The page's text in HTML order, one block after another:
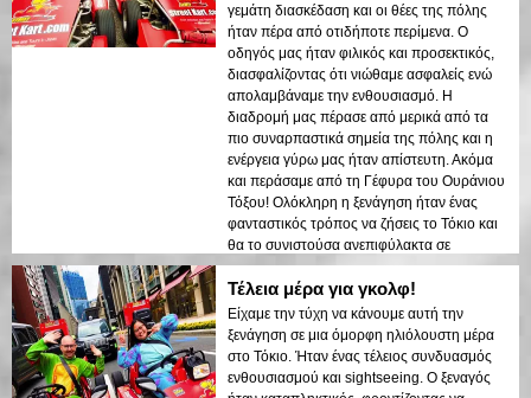
γεμάτη διασκέδαση και οι θέες της πόλης
ήταν πέρα από οτιδήποτε περίμενα. Ο
οδηγός μας ήταν φιλικός και προσεκτικός,
διασφαλίζοντας ότι νιώθαμε ασφαλείς ενώ
απολαμβάναμε την ενθουσιασμό. Η
διαδρομή μας πέρασε από μερικά από τα
πιο συναρπαστικά σημεία της πόλης και η
ενέργεια γύρω μας ήταν απίστευτη. Ακόμα
και περάσαμε από τη Γέφυρα του Ουράνιου
Τόξου! Ολόκληρη η ξενάγηση ήταν ένας
φανταστικός τρόπος να ζήσεις το Τόκιο και
θα το συνιστούσα ανεπιφύλακτα σε
οποιονδήποτε επισκέπτεται!
Τέλεια μέρα για γκολφ!
Είχαμε την τύχη να κάνουμε αυτή την
ξενάγηση σε μια όμορφη ηλιόλουστη μέρα
στο Τόκιο. Ήταν ένας τέλειος συνδυασμός
ενθουσιασμού και sightseeing. Ο ξεναγός